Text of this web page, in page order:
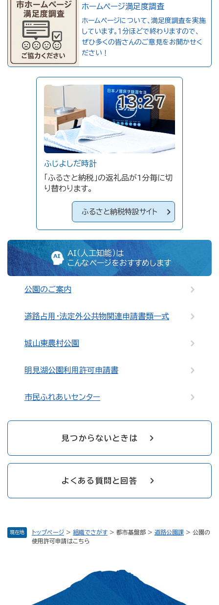
現在地 トップページ > 組織でさがす > 都市基盤部 > 道路公園課 > 公園の
使用許可申請はこちら
ホームページ満足度調査
ホームページについて、満足度調査を実施
しています。１分ほどで終わりますので、
ぜひ多くの皆さんのご意見をお聞かせく
ださい！
13:27
ふじよしだ時計
「ふるさと納税」の返礼品が1分毎に切
り替わります。
ふるさと納税特設サイト
AI（人工知能）は
こんなページをおすすめします
公園のご案内
道路占用・法定外公共物関連申請書類一式
城山東農村公園
明見湖公園利用許可申請書
市民ふれあいセンター
見つからないときは
よくある質問と回答